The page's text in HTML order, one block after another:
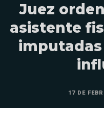
Juez
asistente
17 DE